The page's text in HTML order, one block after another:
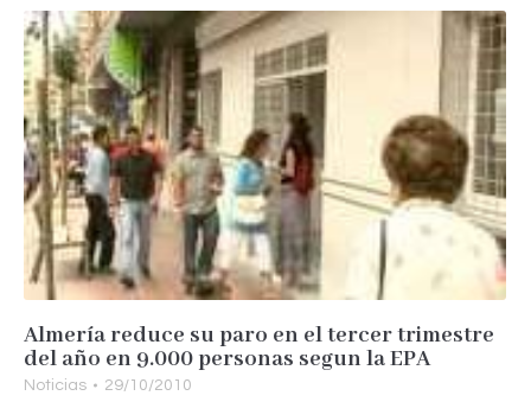
Almería reduce su paro en el tercer trimestre
del año en 9.000 personas segun la EPA
Noticias 29/10/2010